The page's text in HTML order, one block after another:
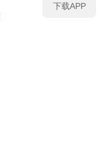
下载APP